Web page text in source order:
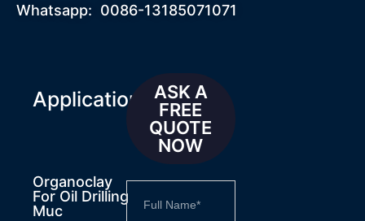
Whatsapp: 0086-13185071071
Applications
Organoclay
For Oil Drilling
Muc
ASK A
FREE
QUOTE
NOW